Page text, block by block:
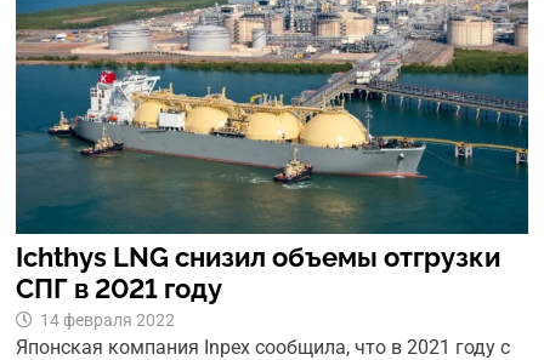
Ichthys LNG снизил объемы отгрузки
СПГ в 2021 году
14 февраля 2022
Японская компания Inpex сообщила, что в 2021 году с